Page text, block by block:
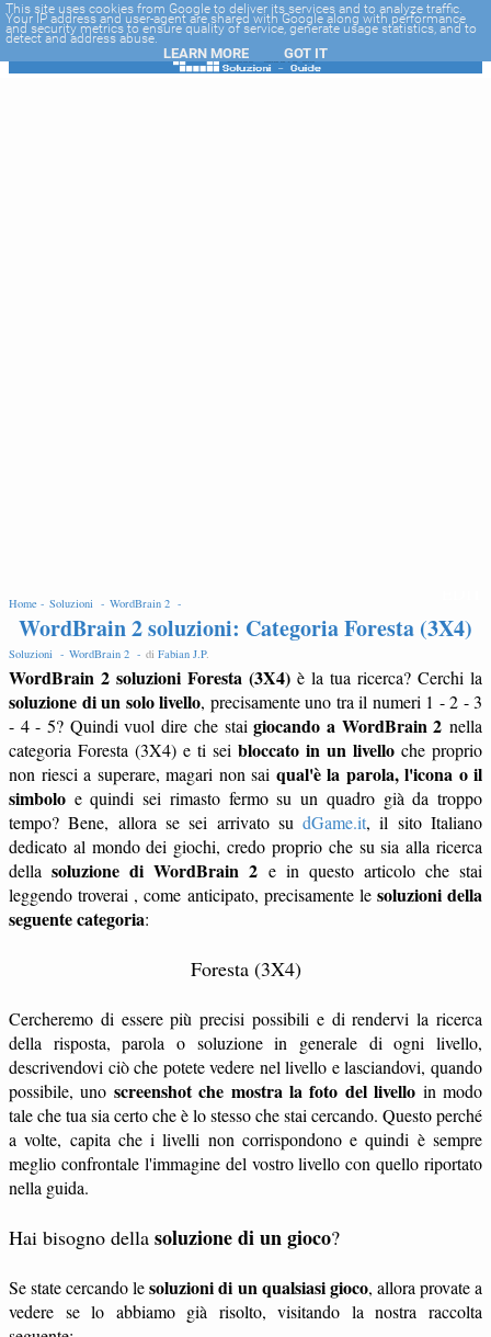
-->
Home - Soluzioni - WordBrain 2 -
WordBrain 2 soluzioni: Categoria Foresta (3X4)
Soluzioni - WordBrain 2 - di Fabian J.P.
WordBrain 2 soluzioni Foresta (3X4) è la tua ricerca? Cerchi la
soluzione di un solo livello, precisamente uno tra il numeri 1 - 2 - 3
- 4 - 5? Quindi vuol dire che staigiocando a WordBrain 2 nella
categoria Foresta (3X4) e ti sei bloccato in un livello che proprio
non riesci a superare, magari non sai qual'è la parola, l'icona o il
simbolo e quindi sei rimasto fermo su un quadro già da troppo
tempo? Bene, allora se sei arrivato sudGame.it, il sito Italiano
dedicato al mondo dei giochi, credo proprio che su sia alla ricerca
dellasoluzione di WordBrain 2 e in questo articolo che stai
leggendo troverai , come anticipato, precisamente le soluzioni della
seguente categoria:
Foresta (3X4)
Cercheremo di essere più precisi possibili e di rendervi la ricerca
della risposta, parola o soluzione in generale di ogni livello,
descrivendovi ciò che potete vedere nel livello e lasciandovi, quando
possibile, uno screenshot che mostra la foto del livello in modo
tale che tua sia certo che è lo stesso che stai cercando. Questo perché
a volte, capita che i livelli non corrispondono e quindi è sempre
meglio confrontale l'immagine del vostro livello con quello riportato
nella guida.
Hai bisogno della soluzione di un gioco?
Se state cercando lesoluzioni di un qualsiasi gioco, allora provate a
vedere se lo abbiamo già risolto, visitando la nostra raccolta
This site uses cookies from Google to deliver its services and to analyze traffic.
Your IP address and user-agent are shared with Google along with performance
and security metrics to ensure quality of service, generate usage statistics, and to
detect and address abuse.
LEARN MORE GOT IT